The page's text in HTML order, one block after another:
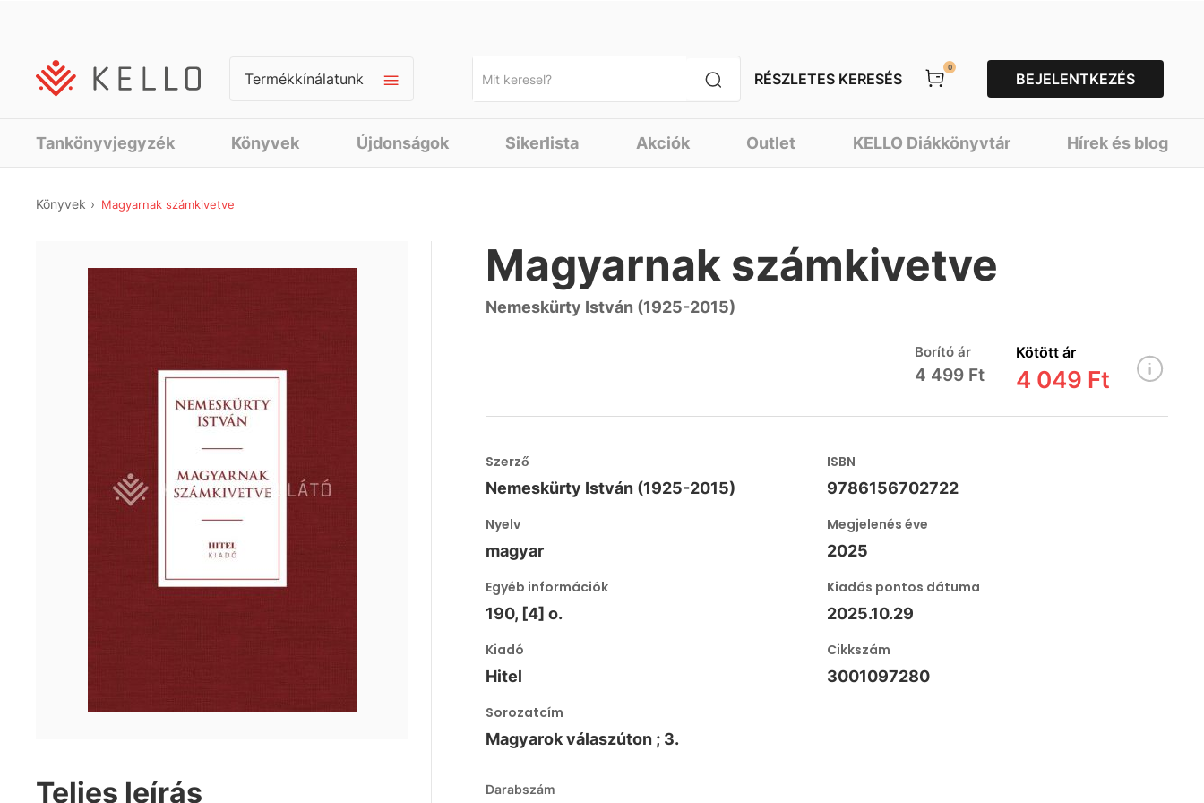
Termékkínálatunk RÉSZLETES KERESÉS
0
BEJELENTKEZÉS
Tankönyvjegyzék Könyvek Újdonságok Sikerlista Akciók Outlet KELLO Diákkönyvtár Hírek és blog
Könyvek Magyarnak számkivetve
Teljes leírás
Magyarnak számkivetve
Nemeskürty István (1925-2015)
Borító ár
4 499 Ft
Kötött ár
4 049 Ft
Szerző
Nemeskürty István (1925-2015)
ISBN
9786156702722
Nyelv
magyar
Megjelenés éve
2025
Egyéb információk
190, [4] o.
Kiadás pontos dátuma
2025.10.29
Kiadó
Hitel
Cikkszám
3001097280
Sorozatcím
Magyarok válaszúton ; 3.
Darabszám